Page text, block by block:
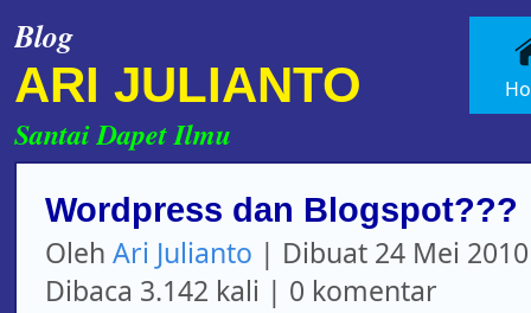
Blog
ARI JULIANTO
Santai Dapet Ilmu
Wordpress dan Blogspot???
Oleh Ari Julianto | Dibuat 24 Mei
Dibaca 3.142 kali | 0 komentar